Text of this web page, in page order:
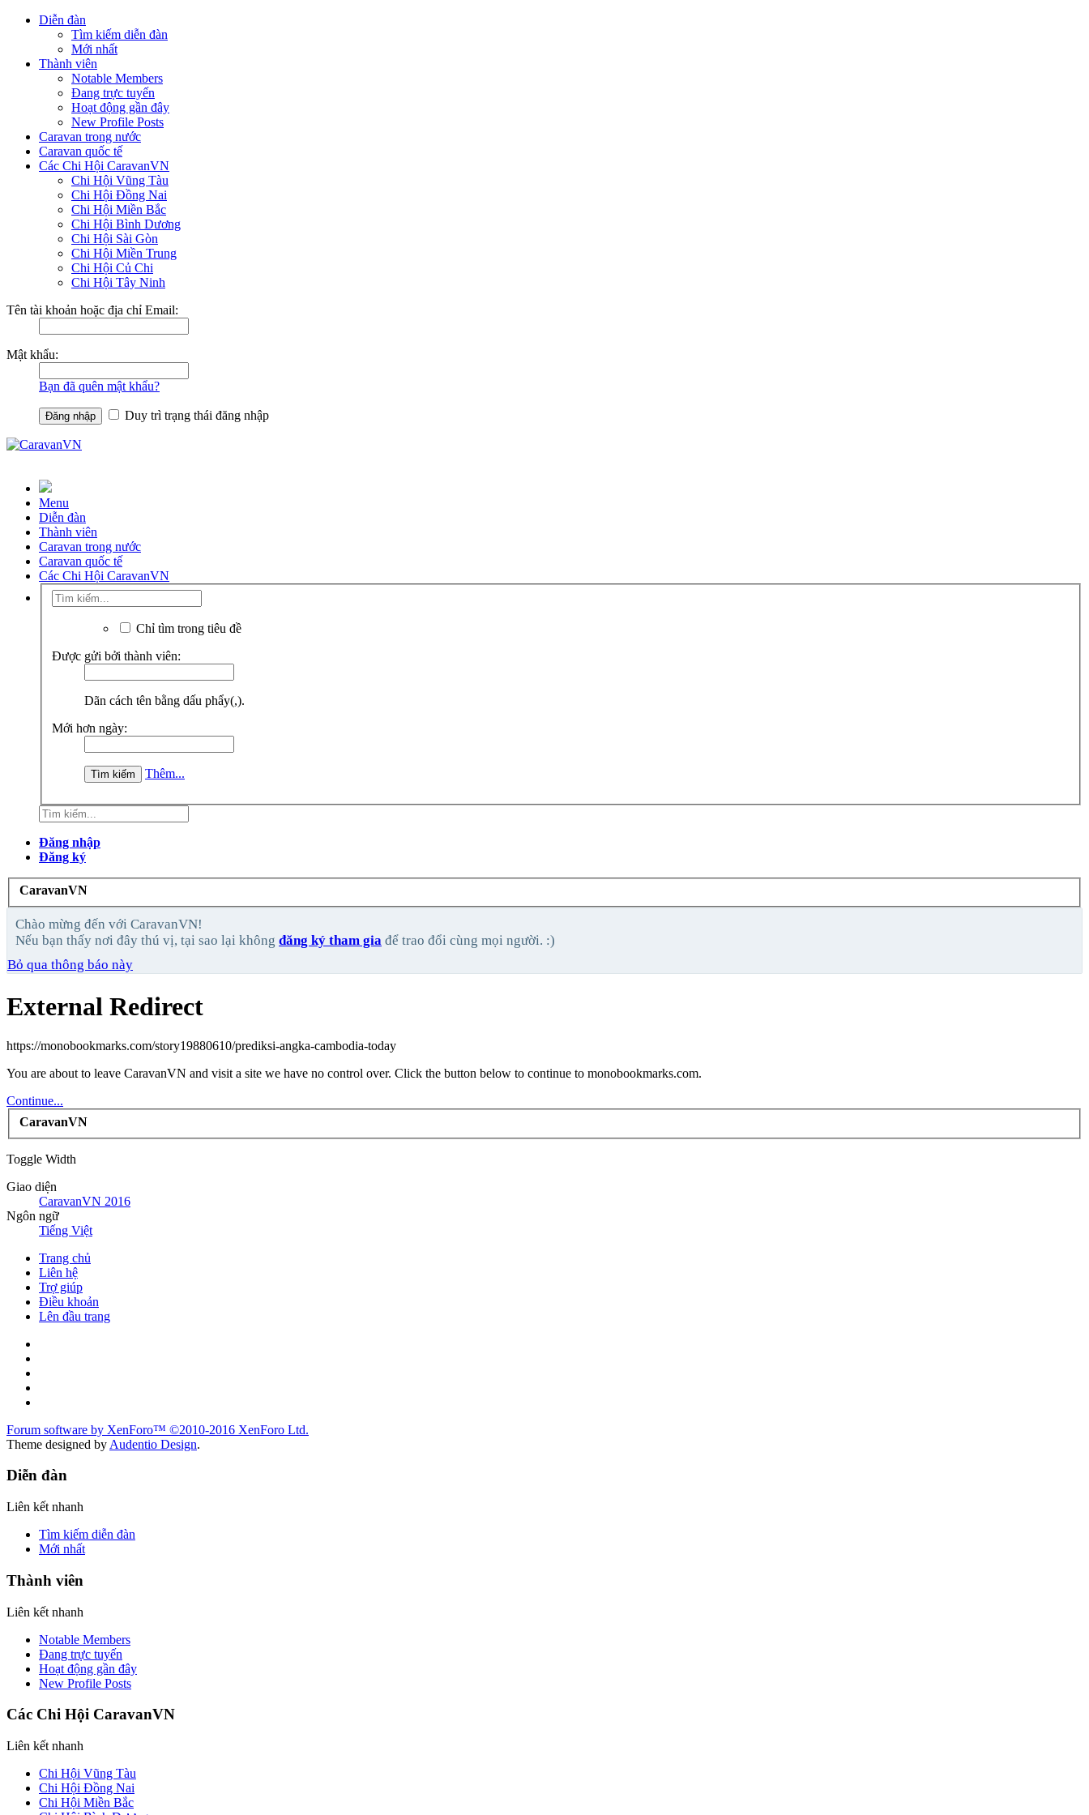
Diễn đàn
Tìm kiếm diễn đàn
Mới nhất
Thành viên
Notable Members
Đang trực tuyến
Hoạt động gần đây
New Profile Posts
Caravan trong nước
Caravan quốc tế
Các Chi Hội CaravanVN
Chi Hội Vũng Tàu
Chi Hội Đồng Nai
Chi Hội Miền Bắc
Chi Hội Bình Dương
Chi Hội Sài Gòn
Chi Hội Miền Trung
Chi Hội Củ Chi
Chi Hội Tây Ninh
Tên tài khoản hoặc địa chỉ Email:
Mật khẩu:
Bạn đã quên mật khẩu?
Duy trì trạng thái đăng nhập
Menu
Diễn đàn
Thành viên
Caravan trong nước
Caravan quốc tế
Các Chi Hội CaravanVN
Chỉ tìm trong tiêu đề
Được gửi bởi thành viên:
Dãn cách tên bằng dấu phẩy(,).
Mới hơn ngày:
Thêm...
Đăng nhập
Đăng ký
CaravanVN
Chào mừng đến với CaravanVN!
Nếu bạn thấy nơi đây thú vị, tại sao lại không đăng ký tham gia để trao đổi cùng mọi người. :)
Bỏ qua thông báo này
External Redirect
https://monobookmarks.com/story19880610/prediksi-angka-cambodia-today
You are about to leave CaravanVN and visit a site we have no control over. Click the button below to continue to monobookmarks.com.
Continue...
CaravanVN
Toggle Width
Giao diện
CaravanVN 2016
Ngôn ngữ
Tiếng Việt
Trang chủ
Liên hệ
Trợ giúp
Điều khoản
Lên đầu trang
Forum software by XenForo™ ©2010-2016 XenForo Ltd.
Theme designed by Audentio Design.
Diễn đàn
Liên kết nhanh
Tìm kiếm diễn đàn
Mới nhất
Thành viên
Liên kết nhanh
Notable Members
Đang trực tuyến
Hoạt động gần đây
New Profile Posts
Các Chi Hội CaravanVN
Liên kết nhanh
Chi Hội Vũng Tàu
Chi Hội Đồng Nai
Chi Hội Miền Bắc